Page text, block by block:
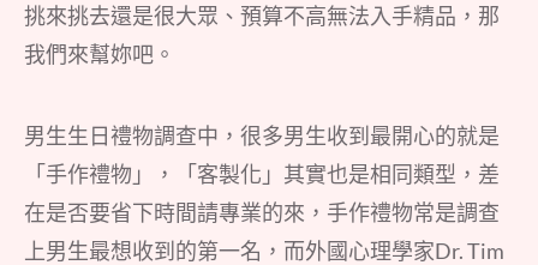
挑來挑去還是很大眾、預算不高無法入手精品，那
我們來幫妳吧。
男生生日禮物調查中，很多男生收到最開心的就是
「手作禮物」，「客製化」其實也是相同類型，差
在是否要省下時間請專業的來，手作禮物常是調查
上男生最想收到的第一名，而外國心理學家Dr. Tim